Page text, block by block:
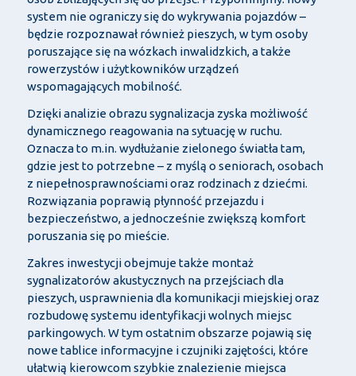
system nie ograniczy się do wykrywania pojazdów –
będzie rozpoznawał również pieszych, w tym osoby
poruszające się na wózkach inwalidzkich, a także
rowerzystów i użytkowników urządzeń
wspomagających mobilność.
Dzięki analizie obrazu sygnalizacja zyska możliwość
dynamicznego reagowania na sytuację w ruchu.
Oznacza to m.in. wydłużanie zielonego światła tam,
gdzie jest to potrzebne – z myślą o seniorach, osobach
z niepełnosprawnościami oraz rodzinach z dziećmi.
Rozwiązania poprawią płynność przejazdu i
bezpieczeństwo, a jednocześnie zwiększą komfort
poruszania się po mieście.
Zakres inwestycji obejmuje także montaż
sygnalizatorów akustycznych na przejściach dla
pieszych, usprawnienia dla komunikacji miejskiej oraz
rozbudowę systemu identyfikacji wolnych miejsc
parkingowych. W tym ostatnim obszarze pojawią się
nowe tablice informacyjne i czujniki zajętości, które
ułatwią kierowcom szybkie znalezienie miejsca